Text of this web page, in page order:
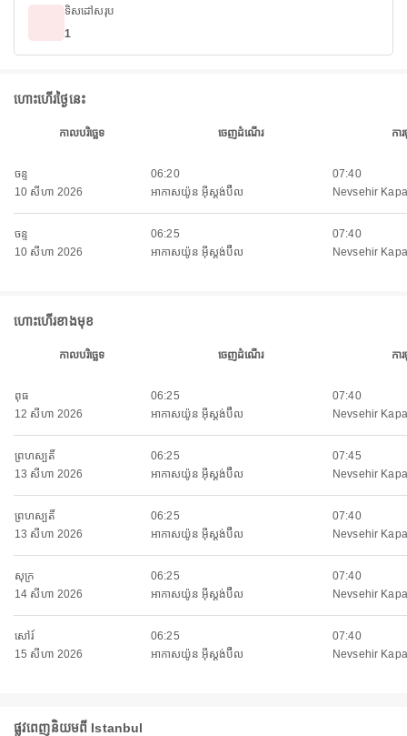
ទិសដៅសរុប
1
ហោះហើរថ្ងៃនេះ
កាលបរិច្ឆេទ ចេញដំណើរ កា
ចន្ទ
10 សីហា 2026
06:20
អាកាសយ៉ូន អ៊ីស្តង់ប៊ឺល
07:40
Nevsehir
ចន្ទ
10 សីហា 2026
06:25
អាកាសយ៉ូន អ៊ីស្តង់ប៊ឺល
07:40
Nevsehir
ហោះហើរខាងមុខ
កាលបរិច្ឆេទ ចេញដំណើរ កា
ពុធ
12 សីហា 2026
06:25
អាកាសយ៉ូន អ៊ីស្តង់ប៊ឺល
07:40
Nevsehir
ព្រហស្បតិ៍
13 សីហា 2026
06:25
អាកាសយ៉ូន អ៊ីស្តង់ប៊ឺល
07:45
Nevsehir
ព្រហស្បតិ៍
13 សីហា 2026
06:25
អាកាសយ៉ូន អ៊ីស្តង់ប៊ឺល
07:40
Nevsehir
សុក្រ
14 សីហា 2026
06:25
អាកាសយ៉ូន អ៊ីស្តង់ប៊ឺល
07:40
Nevsehir
សៅរ៍
15 សីហា 2026
06:25
អាកាសយ៉ូន អ៊ីស្តង់ប៊ឺល
07:40
Nevsehir
ផ្លូវពេញនិយមពី Istanbul